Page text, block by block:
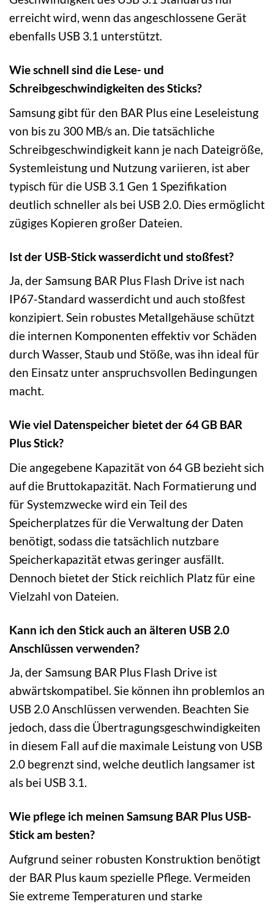
erreicht wird, wenn das angeschlossene Gerät
ebenfalls USB 3.1 unterstützt.
Wie schnell sind die Lese- und
Schreibgeschwindigkeiten des Sticks?
Samsung gibt für den BAR Plus eine Leseleistung
von bis zu 300 MB/s an. Die tatsächliche
Schreibgeschwindigkeit kann je nach Dateigröße,
Systemleistung und Nutzung variieren, ist aber
typisch für die USB 3.1 Gen 1 Spezifikation
deutlich schneller als bei USB 2.0. Dies ermöglicht
zügiges Kopieren großer Dateien.
Ist der USB-Stick wasserdicht und stoßfest?
Ja, der Samsung BAR Plus Flash Drive ist nach
IP67-Standard wasserdicht und auch stoßfest
konzipiert. Sein robustes Metallgehäuse schützt
die internen Komponenten effektiv vor Schäden
durch Wasser, Staub und Stöße, was ihn ideal für
den Einsatz unter anspruchsvollen Bedingungen
macht.
Wie viel Datenspeicher bietet der 64 GB BAR
Plus Stick?
Die angegebene Kapazität von 64 GB bezieht sich
auf die Bruttokapazität. Nach Formatierung und
für Systemzwecke wird ein Teil des
Speicherplatzes für die Verwaltung der Daten
benötigt, sodass die tatsächlich nutzbare
Speicherkapazität etwas geringer ausfällt.
Dennoch bietet der Stick reichlich Platz für eine
Vielzahl von Dateien.
Kann ich den Stick auch an älteren USB 2.0
Anschlüssen verwenden?
Ja, der Samsung BAR Plus Flash Drive ist
abwärtskompatibel. Sie können ihn problemlos an
USB 2.0 Anschlüssen verwenden. Beachten Sie
jedoch, dass die Übertragungsgeschwindigkeiten
in diesem Fall auf die maximale Leistung von USB
2.0 begrenzt sind, welche deutlich langsamer ist
als bei USB 3.1.
Wie pflege ich meinen Samsung BAR Plus USB-
Stick am besten?
Aufgrund seiner robusten Konstruktion benötigt
der BAR Plus kaum spezielle Pflege. Vermeiden
Sie extreme Temperaturen und starke